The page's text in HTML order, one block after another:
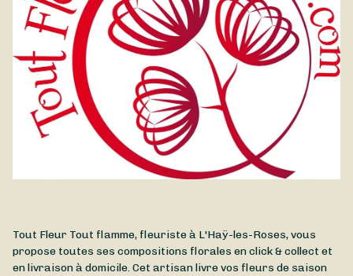
Tout Fleur Tout flamme, fleuriste à L'Haÿ-les-Roses, vous
propose toutes ses compositions florales en click & collect et
en livraison à domicile. Cet artisan livre vos fleurs de saison